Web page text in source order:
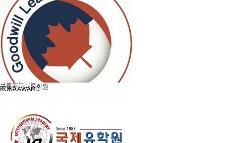
윤리강령
절차대행 표준약관
회원사인증
오시는길
회원사보기
정회원(유학원)
학교회원
기업회원
학교인증제
학교인증제란
KOSA AWARD
유학신문고
유학신문고
커뮤니티
NEWS/NOTICE
굿윌캐나다유학원